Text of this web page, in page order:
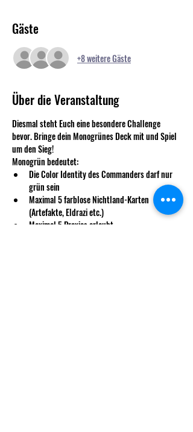
Gäste
+8 weitere Gäste
Über die Veranstaltung
Diesmal steht Euch eine besondere Challenge
bevor. Bringe dein Monogrünes Deck mit und Spiel
um den Sieg!
Monogrün bedeutet:
Die Color Identity des Commanders darf nur
grün sein
Maximal 5 farblose Nichtland-Karten
(Artefakte, Eldrazi etc.)
Maximal 5 Proxies erlaubt